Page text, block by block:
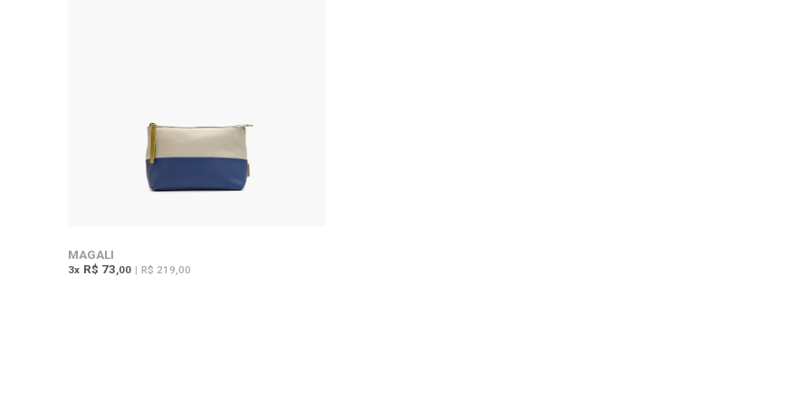
MAGALI
3x R$ 73 ,00 | R$ 219,00